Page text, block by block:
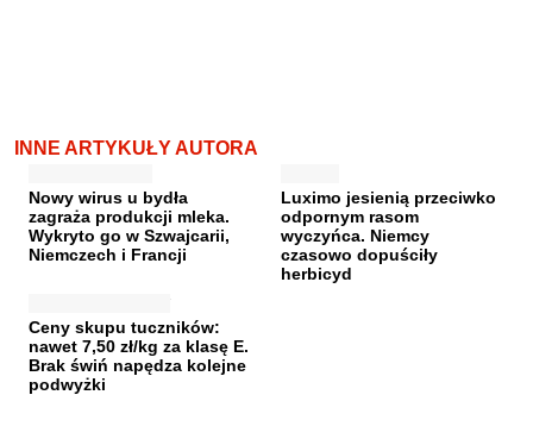
INNE ARTYKUŁY AUTORA
Nowy wirus u bydła
zagraża produkcji mleka.
Wykryto go w Szwajcarii,
Niemczech i Francji
Luximo jesienią przeciwko
odpornym rasom
wyczyńca. Niemcy
czasowo dopuściły
herbicyd
Ceny skupu tuczników:
nawet 7,50 zł/kg za klasę E.
Brak świń napędza kolejne
podwyżki